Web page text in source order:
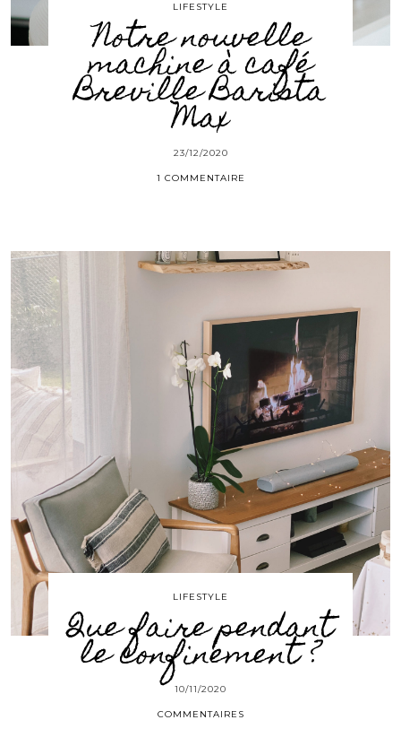
LIFESTYLE
Notre nouvelle
machine à café
Breville Barista
Max
23/12/2020
1 COMMENTAIRE
LIFESTYLE
Que faire pendant
le confinement ?
10/11/2020
COMMENTAIRES